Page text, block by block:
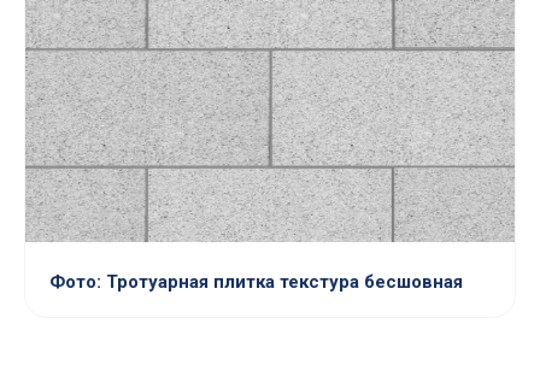
Фото: Тротуарная плитка текстура бесшовная